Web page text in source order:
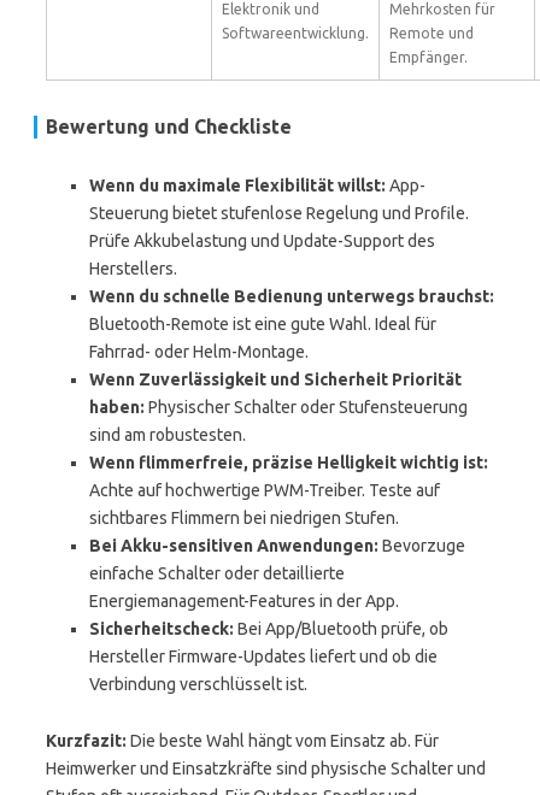
Elektronik und
Softwareentwicklung.
Mehrkosten für
Remote und
Empfänger.
Bewertung und Checkliste
Wenn du maximale Flexibilität willst: App-
Steuerung bietet stufenlose Regelung und Profile.
Prüfe Akkubelastung und Update-Support des
Herstellers.
Wenn du schnelle Bedienung unterwegs brauchst:
Bluetooth-Remote ist eine gute Wahl. Ideal für
Fahrrad- oder Helm-Montage.
Wenn Zuverlässigkeit und Sicherheit Priorität
haben: Physischer Schalter oder Stufensteuerung
sind am robustesten.
Wenn flimmerfreie, präzise Helligkeit wichtig ist:
Achte auf hochwertige PWM-Treiber. Teste auf
sichtbares Flimmern bei niedrigen Stufen.
Bei Akku-sensitiven Anwendungen: Bevorzuge
einfache Schalter oder detaillierte
Energiemanagement-Features in der App.
Sicherheitscheck: Bei App/Bluetooth prüfe, ob
Hersteller Firmware-Updates liefert und ob die
Verbindung verschlüsselt ist.
Kurzfazit: Die beste Wahl hängt vom Einsatz ab. Für
Heimwerker und Einsatzkräfte sind physische Schalter und